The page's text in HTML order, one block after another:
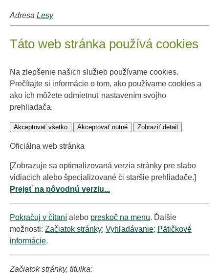
Adresa Lesy
Táto web stránka používá cookies
Na zlepšenie našich služieb používame cookies.
Prečítajte si informácie o tom, ako používame cookies a
ako ich môžete odmietnuť nastavením svojho
prehliadača.
Akceptovať všetko Akceptovať nutné Zobraziť detail
Oficiálna web stránka
[Zobrazuje sa optimalizovaná verzia stránky pre slabo
vidiacich alebo špecializované či staršie prehliadače.]
Prejsť na pôvodnú verziu...
Pokračuj v čítaní alebo preskoč na menu. Ďalšie
možnosti: Začiatok stránky; Vyhľadávanie; Pätičkové
informácie.
Začiatok stránky, titulka: